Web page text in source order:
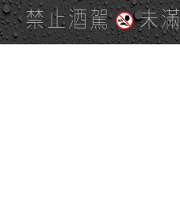
禁止酒駕 未
PAGE